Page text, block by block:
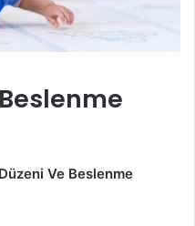
Ve Beslenme